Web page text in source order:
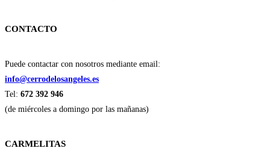
CONTACTO
Puede contactar con nosotros mediante email:
info@cerrodelosangeles.es
Tel: 672 392 946
(de miércoles a domingo por las mañanas)
CARMELITAS